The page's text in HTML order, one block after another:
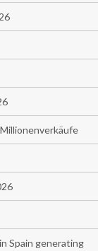
Spain generating